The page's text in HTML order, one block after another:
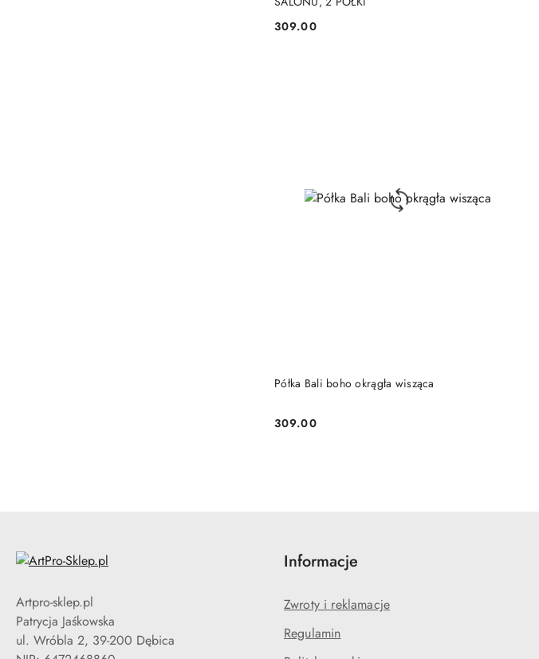
Cena:
309.00
Półka Bali boho okrągła wisząca
Cena:
309.00
DO KOSZYKA
Artpro-sklep.pl
Patrycja Jaśkowska
ul. Wróbla 2, 39-200 Dębica
Informacje
Zwroty i reklamacje
Regulamin